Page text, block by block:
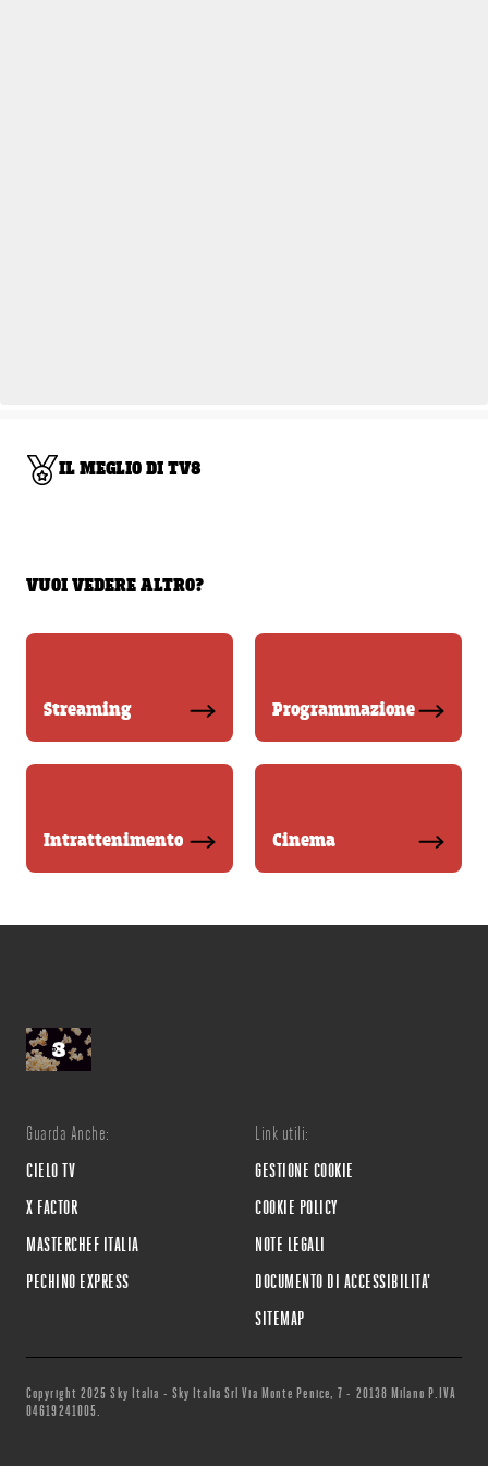
IL MEGLIO DI TV8
VUOI VEDERE ALTRO?
Streaming Programmazione
Intrattenimento Cinema
Guarda Anche:
CIELO TV
X FACTOR
MASTERCHEF ITALIA
PECHINO EXPRESS
Link utili:
GESTIONE COOKIE
COOKIE POLICY
NOTE LEGALI
DOCUMENTO DI ACCESSIBILITA'
SITEMAP
Copyright 2025 Sky Italia - Sky Italia Srl Via Monte Penice, 7 - 20138 Milano P.IVA
04619241005.